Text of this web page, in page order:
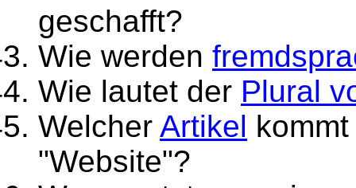
geschafft?
Wie werden
Wie lautet der Plural
Welcher Artikel
"Website"?